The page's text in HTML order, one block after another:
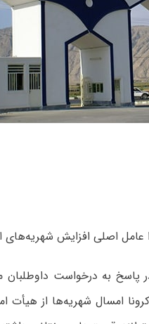
عامل اصلی افزایش
پاسخ به درخواست
امسال شهریه‌ها از هیأت‌